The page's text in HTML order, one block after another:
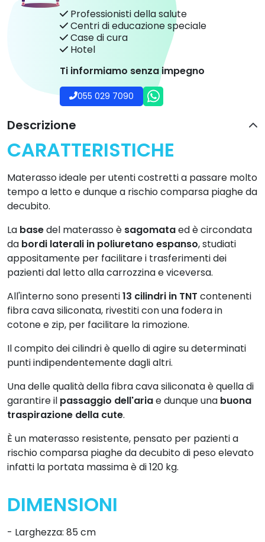
Professionisti della salute
Centri di educazione speciale
Case di cura
Hotel
Ti informiamo senza impegno
055 029 7090
Descrizione
CARATTERISTICHE
Materasso ideale per utenti costretti a passare molto
tempo a letto e dunque a rischio comparsa piaghe da
decubito.
La basedel materasso è sagomataed è circondata
da bordi laterali in poliuretano espanso, studiati
appositamente per facilitare i trasferimenti dei
pazienti dal letto alla carrozzina e viceversa.
All'interno sono presenti13 cilindri in TNT contenenti
fibra cava siliconata, rivestiti con una fodera in
cotone e zip, per facilitare la rimozione.
Il compito dei cilindri è quello di agire su determinati
punti indipendentemente dagli altri.
Una delle qualità della fibra cava siliconata è quella di
garantire il passaggio dell'ariae dunque una buona
traspirazione della cute.
È un materasso resistente, pensato per pazienti a
rischio comparsa piaghe da decubito di peso elevato
infatti la portata massima è di 120 kg.
DIMENSIONI
- Larghezza: 85 cm